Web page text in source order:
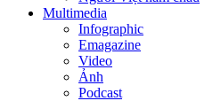
Multimedia
Infographic
Emagazine
Video
Ảnh
Podcast